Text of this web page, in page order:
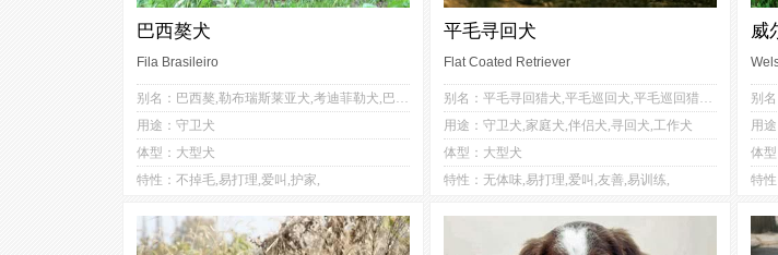
巴西獒犬
Fila Brasileiro
别名：巴西獒,勒布瑞斯莱亚犬,考迪菲勒犬,巴西菲勒犬,菲勒,菲拉
用途：守卫犬
体型：大型犬
特性：不掉毛,易打理,爱叫,护家,
1 1
1
4
2
平毛寻回犬
Flat Coated Retriever
别名：平毛寻回猎犬,平毛巡回犬,平毛巡回猎犬,弗莱特寻回犬
用途：守卫犬,家庭犬,伴侣犬,寻回犬,工作犬
体型：大型犬
特性：无体味,易打理,爱叫,友善,易训练,
5 3
2 3
2
4
威
用
体
特